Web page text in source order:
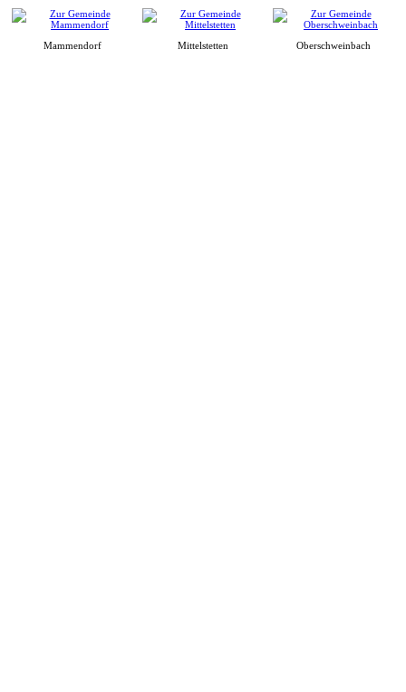
Mammendorf Mittelstetten Oberschweinbach